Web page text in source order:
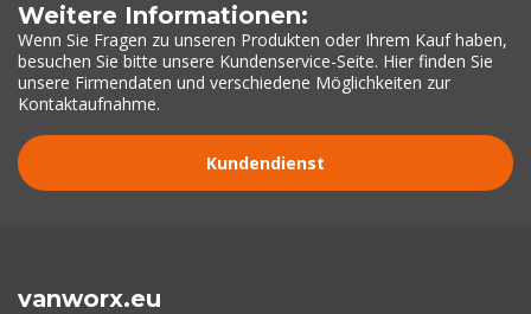
Weitere Informationen:
Wenn Sie Fragen zu unseren Produkten oder Ihrem Kauf haben,
besuchen Sie bitte unsere Kundenservice-Seite. Hier finden Sie
unsere Firmendaten und verschiedene Möglichkeiten zur
Kontaktaufnahme.
Kundendienst
vanworx.eu